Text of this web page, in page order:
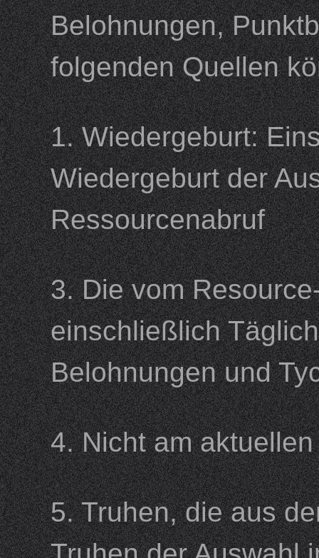
Belohnungen,
folgenden Quellen
1. Wiedergeburt:
Wiedergeburt der
Ressourcenabruf
3. Die vom
einschließlich
Belohnungen und
4. Nicht am
5. Truhen, die aus